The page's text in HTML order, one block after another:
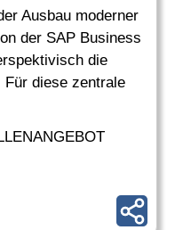
Ausbau moderner
der SAP Business
die
Für diese zentrale